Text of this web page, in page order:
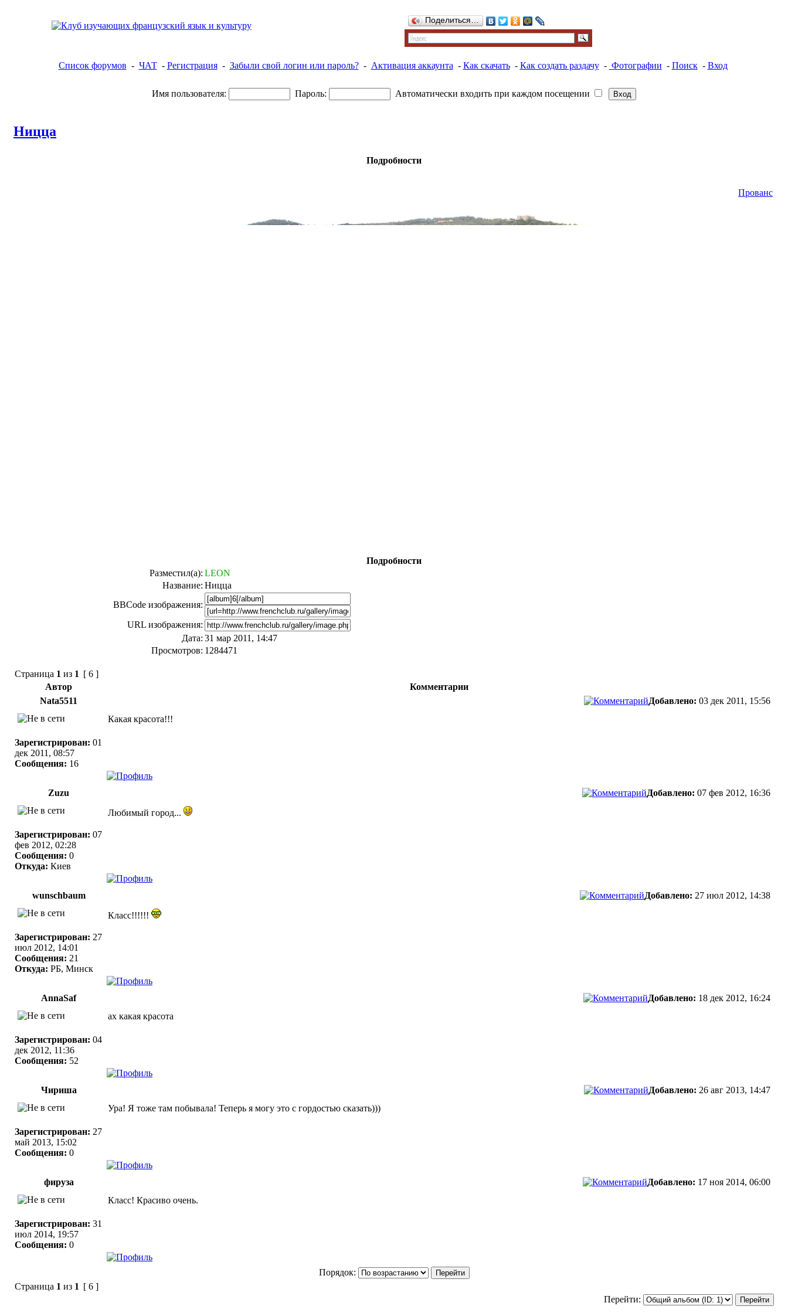
Поделиться…
Список форумов - ЧАТ- Регистрация- Забыли свой логин или пароль?- Активация аккаунта - Как скачать- Как создать раздачу- Фотографии - Поиск- Вход
Имя пользователя: Пароль: Автоматически входить при каждом посещении
Ницца
Подробности
Прованс
Подробности
Разместил(а): LEON
Название: Ницца
BBCode изображения:
URL изображения:
Дата: 31 мар 2011, 14:47
Просмотров: 1284471
Страница 1 из 1 [ 6 ]
Автор
Комментарии
Nata5511
Добавлено: 03 дек 2011, 15:56
Зарегистрирован: 01
дек 2011, 08:57
Сообщения: 16
Какая красота!!!
Zuzu Добавлено: 07 фев 2012, 16:36
Зарегистрирован: 07
фев 2012, 02:28
Сообщения: 0
Откуда: Киев
Любимый город...
wunschbaum Добавлено: 27 июл 2012, 14:38
Зарегистрирован: 27
июл 2012, 14:01
Сообщения: 21
Откуда: РБ, Минск
Класс!!!!!!
AnnaSaf Добавлено: 18 дек 2012, 16:24
Зарегистрирован: 04
дек 2012, 11:36
Сообщения: 52
ах какая красота
Чириша Добавлено: 26 авг 2013, 14:47
Зарегистрирован: 27
май 2013, 15:02
Сообщения: 0
Ура! Я тоже там побывала! Теперь я могу это с гордостью сказать)))
фируза Добавлено: 17 ноя 2014, 06:00
Зарегистрирован: 31
июл 2014, 19:57
Сообщения: 0
Класс! Красиво очень.
Порядок:
Страница 1 из 1 [ 6 ]
Перейти: